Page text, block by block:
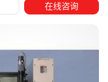
在线咨询